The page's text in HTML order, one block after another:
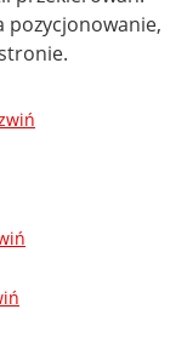
pozycjonowanie,